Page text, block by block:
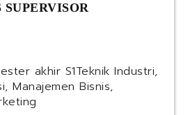
SUPERVISOR
akhir S1Teknik Industri,
Manajemen Bisnis,